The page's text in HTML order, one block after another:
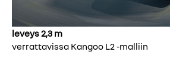
leveys 2,3 m
verrattavissa Kangoo L2 -malliin